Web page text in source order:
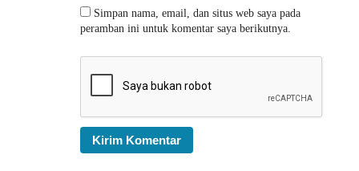
Simpan nama, email, dan situs web saya pada
peramban ini untuk komentar saya berikutnya.